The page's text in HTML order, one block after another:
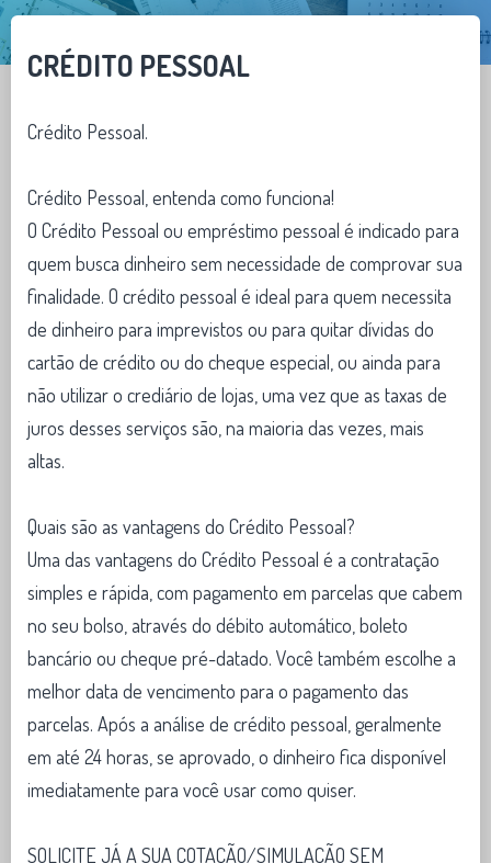
CRÉDITO PESSOAL
Crédito Pessoal.
Crédito Pessoal, entenda como funciona!
O Crédito Pessoal ou empréstimo pessoal é indicado para
quem busca dinheiro sem necessidade de comprovar sua
finalidade. O crédito pessoal é ideal para quem necessita
de dinheiro para imprevistos ou para quitar dívidas do
cartão de crédito ou do cheque especial, ou ainda para
não utilizar o crediário de lojas, uma vez que as taxas de
juros desses serviços são, na maioria das vezes, mais
altas.
Quais são as vantagens do Crédito Pessoal?
Uma das vantagens do Crédito Pessoal é a contratação
simples e rápida, com pagamento em parcelas que cabem
no seu bolso, através do débito automático, boleto
bancário ou cheque pré-datado. Você também escolhe a
melhor data de vencimento para o pagamento das
parcelas. Após a análise de crédito pessoal, geralmente
em até 24 horas, se aprovado, o dinheiro fica disponível
imediatamente para você usar como quiser.
SOLICITE JÁ A SUA COTAÇÃO/SIMULAÇÃO SEM